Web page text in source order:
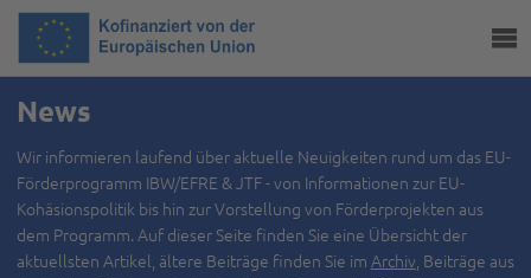
News
Wir informieren laufend über aktuelle Neuigkeiten rund um das EU-
Förderprogramm IBW/EFRE & JTF - von Informationen zur EU-
Kohäsionspolitik bis hin zur Vorstellung von Förderprojekten aus
dem Programm. Auf dieser Seite finden Sie eine Übersicht der
aktuellsten Artikel, ältere Beiträge finden Sie im Archiv, Beiträge aus